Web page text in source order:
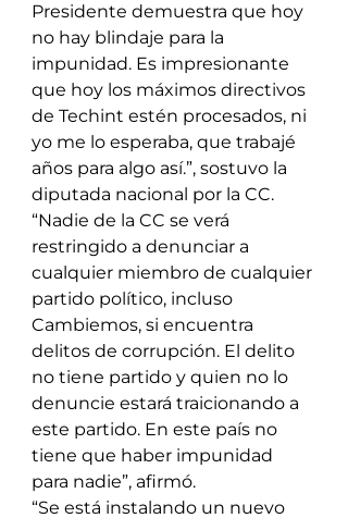
Presidente demuestra que hoy
no hay blindaje para la
impunidad. Es impresionante
que hoy los máximos directivos
de Techint estén procesados, ni
yo me lo esperaba, que trabajé
años para algo así.”, sostuvo la
diputada nacional por la CC.
“Nadie de la CC se verá
restringido a denunciar a
cualquier miembro de cualquier
partido político, incluso
Cambiemos, si encuentra
delitos de corrupción. El delito
no tiene partido y quien no lo
denuncie estará traicionando a
este partido. En este país no
tiene que haber impunidad
para nadie”, afirmó.
“Se está instalando un nuevo